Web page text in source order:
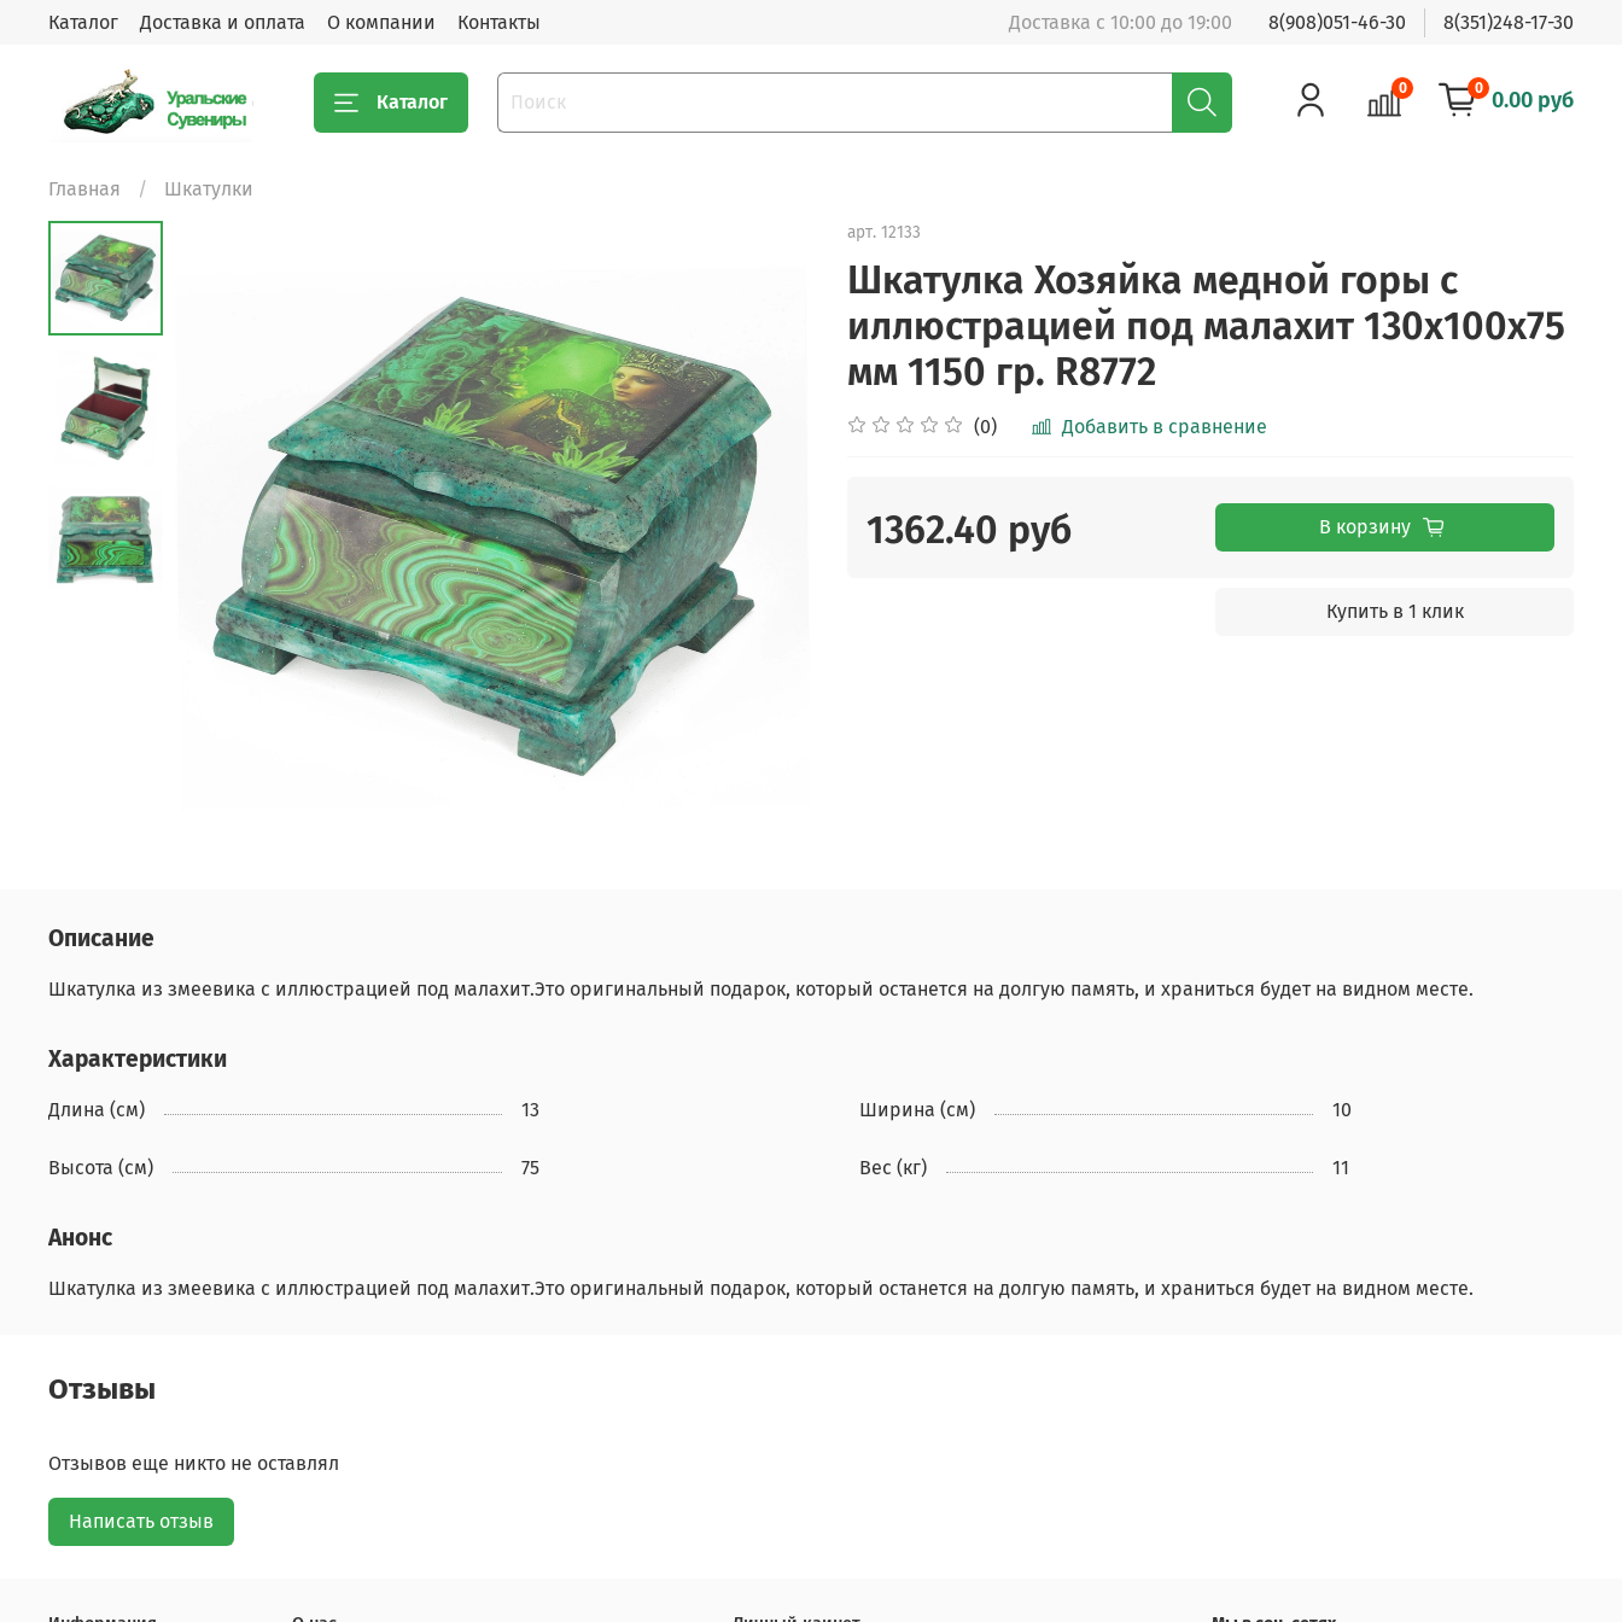
Каталог Доставка и оплата О компании Контакты Доставка с 10:00 до 19:00 8(908)051-46-30 8(351)248-17-30
Каталог
0 0 0.00 руб
Главная Шкатулки
арт. 12133
Шкатулка Хозяйка медной горы с
иллюстрацией под малахит 130х100х75
мм 1150 гр. R8772
(0) Добавить в сравнение
1362.40 руб В корзину
Купить в 1 клик
Описание
Шкатулка из змеевика с иллюстрацией под малахит.Это оригинальный подарок, который останется на долгую память, и храниться будет на видном месте.
Характеристики
Длина (см) 13 Ширина (см) 10
Высота (см) 75 Вес (кг) 11
Анонс
Шкатулка из змеевика с иллюстрацией под малахит.Это оригинальный подарок, который останется на долгую память, и храниться будет на видном месте.
Отзывы
Отзывов еще никто не оставлял
Написать отзыв